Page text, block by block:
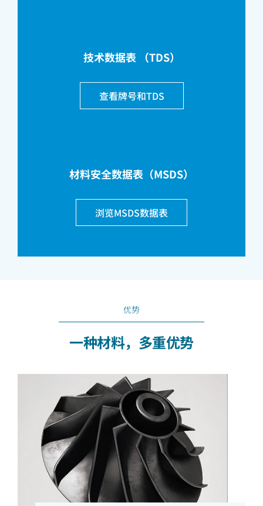
技术数据表 （TDS）
查看牌号和TDS
材料安全数据表（MSDS）
浏览MSDS数据表
优势
一种材料，多重优势